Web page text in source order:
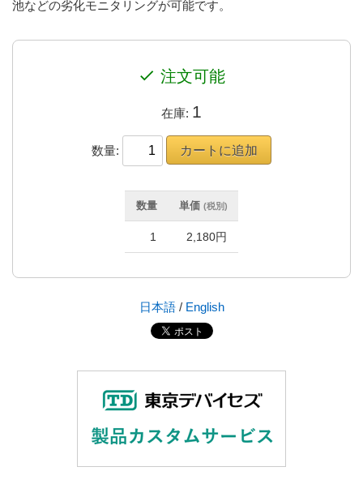
池などの劣化モニタリングが可能です。
check 注文可能
在庫: 1
数量:
数量 単価 (税別)
1 2,180円
日本語/ English